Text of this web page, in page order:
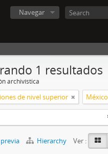
Navegar
1 resultados
archivística
de nivel superior México
Hierarchy Ver :